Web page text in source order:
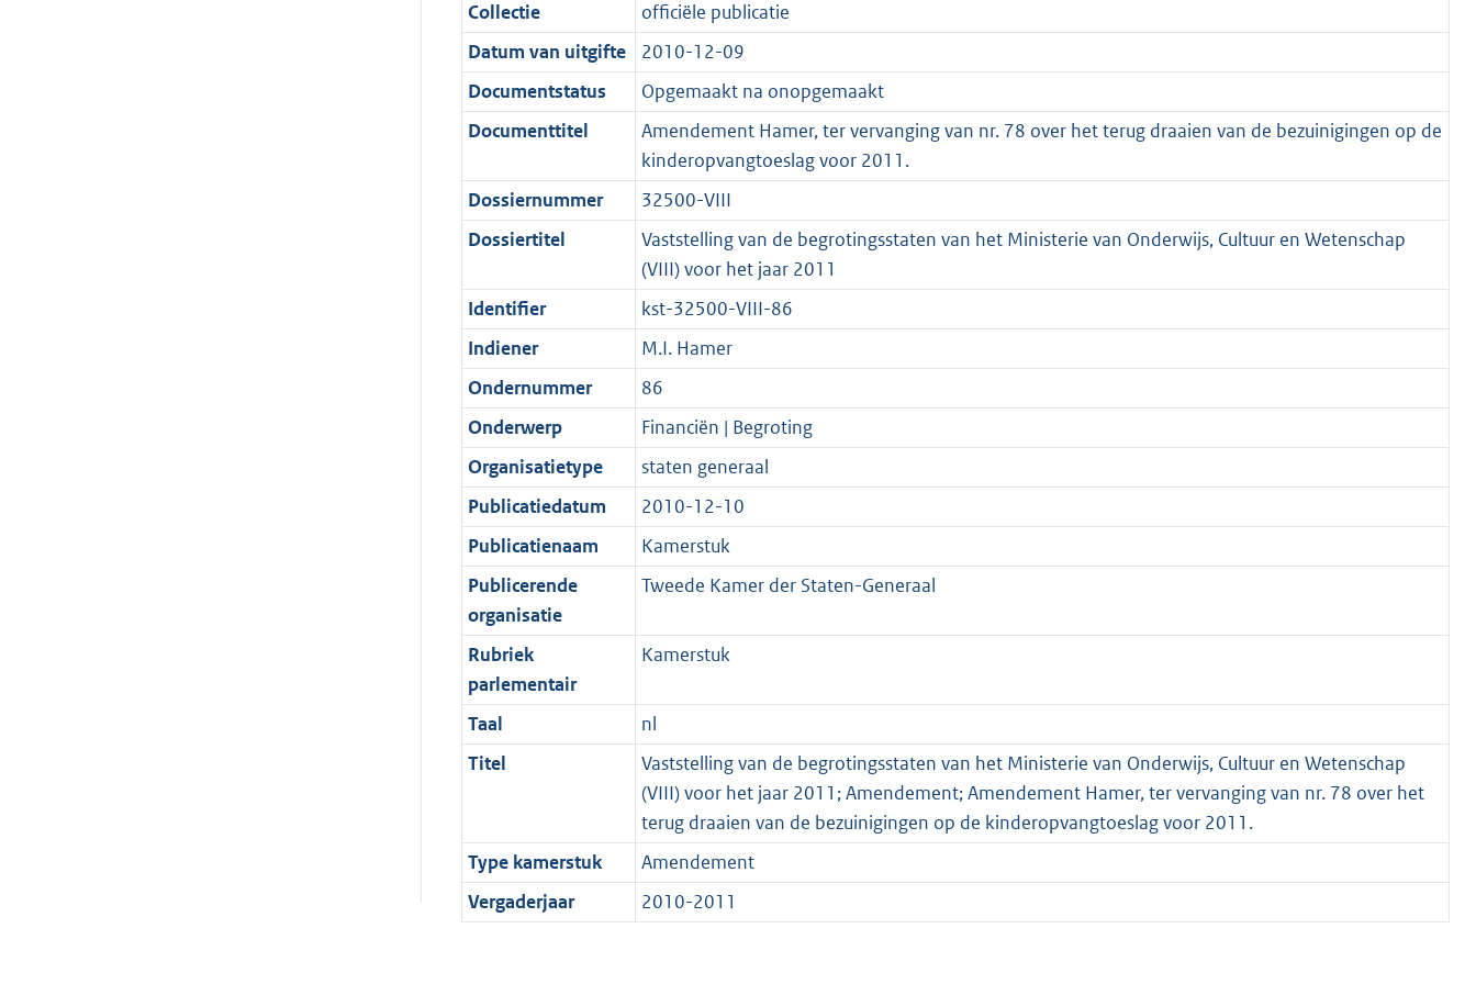
i
e
i
n
o
r
m
a
t
4
2
K
b
t
i
e
i
f
o
r
a
a
t
:
9
K
b
a
t
i
e
n
f
o
m
a
a
t
e
:
3
K
c
a
t
i
i
n
f
r
m
a
a
t
t
e
:
2
b
d
s
g
r
o
o
t
t
e
:
2
K
n
d
s
g
r
o
o
t
t
e
:
2
b
Collectie
officiële publicatie
Datum van uitgifte
2010-12-09
Documentstatus
Opgemaakt na onopgemaakt
Documenttitel
Amendement Hamer, ter vervanging van nr. 78 over het terug draaien van de bezuinigingen op de
kinderopvangtoeslag voor 2011.
Dossiernummer
32500-VIII
Dossiertitel
Vaststelling van de begrotingsstaten van het Ministerie van Onderwijs, Cultuur en Wetenschap
(VIII) voor het jaar 2011
Identifier
kst-32500-VIII-86
Indiener
M.I. Hamer
Ondernummer
86
Onderwerp
Financiën | Begroting
Organisatietype
staten generaal
Publicatiedatum
2010-12-10
Publicatienaam
Kamerstuk
Publicerende
organisatie
Tweede Kamer der Staten-Generaal
Rubriek
parlementair
Kamerstuk
Taal
nl
Titel
Vaststelling van de begrotingsstaten van het Ministerie van Onderwijs, Cultuur en Wetenschap
(VIII) voor het jaar 2011; Amendement; Amendement Hamer, ter vervanging van nr. 78 over het
terug draaien van de bezuinigingen op de kinderopvangtoeslag voor 2011.
Type kamerstuk
Amendement
Vergaderjaar
2010-2011